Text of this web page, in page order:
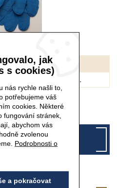
POPIS
vysoký cit v prstech.
jak
s cookies)
nás rychle našli to,
potřebujeme váš
cookies. Některé
fungování stránek,
abychom vás
zvolenou
Podrobnosti o
a pokračovat